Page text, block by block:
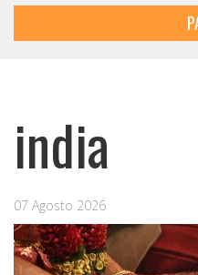
india
07 Agosto 2026